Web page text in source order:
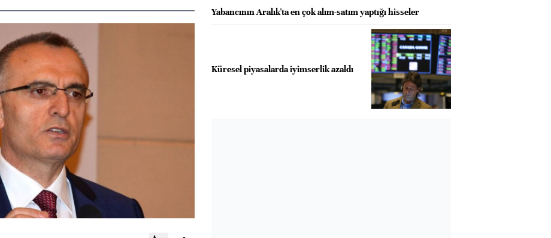
Yabancının Aralık'ta en çok alım-satım yaptığı hisseler
Küresel piyasalarda iyimserlik azaldı